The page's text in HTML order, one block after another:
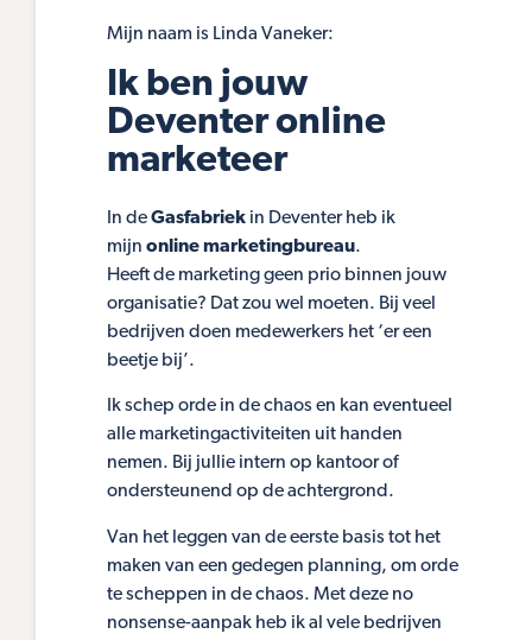
Mijn naam is Linda Vaneker:
Ik ben jouw
Deventer online
marketeer
In deGasfabriek in Deventer heb ik
mijn online marketingbureau.
Heeft de marketing geen prio binnen jouw
organisatie? Dat zou wel moeten. Bij veel
bedrijven doen medewerkers het ‘er een
beetje bij’.
Ik schep orde in de chaos en kan eventueel
alle marketingactiviteiten uit handen
nemen. Bij jullie intern op kantoor of
ondersteunend op de achtergrond.
Van het leggen van de eerste basis tot het
maken van een gedegen planning, om orde
te scheppen in de chaos. Met deze no
nonsense-aanpak heb ik al vele bedrijven